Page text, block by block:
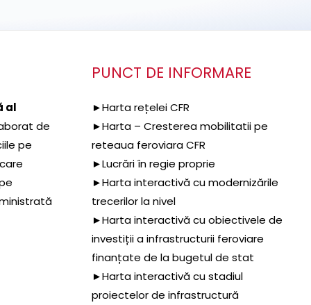
al
de
pe
PUNCT DE INFORMARE
►Harta rețelei CFR
►Harta – Cresterea mobilitatii pe
reteaua feroviara CFR
►Lucrări în regie proprie
►Harta interactivă cu modernizările
trecerilor la nivel
►Harta interactivă cu obiectivele de
investiții a infrastructurii feroviare
finanțate de la bugetul de stat
►Harta interactivă cu stadiul
proiectelor de infrastructură